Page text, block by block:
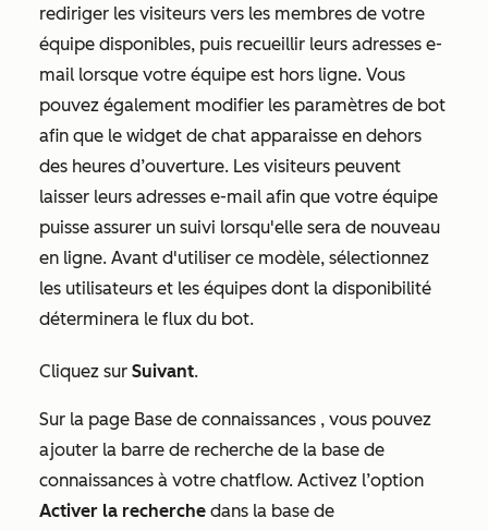
rediriger les visiteurs vers les membres de votre
équipe disponibles, puis recueillir leurs adresses e-
mail lorsque votre équipe est hors ligne. Vous
pouvez également modifier les paramètres de bot
afin que le widget de chat apparaisse en dehors
des heures d’ouverture. Les visiteurs peuvent
laisser leurs adresses e-mail afin que votre équipe
puisse assurer un suivi lorsqu'elle sera de nouveau
en ligne. Avant d'utiliser ce modèle, sélectionnez
les utilisateurs et les équipes dont la disponibilité
déterminera le flux du bot.
Cliquez sur Suivant.
Sur la page Base de connaissances , vous pouvez
ajouter la barre de recherche de la base de
connaissances à votre chatflow. Activez l’option
Activer la recherche dans la base de